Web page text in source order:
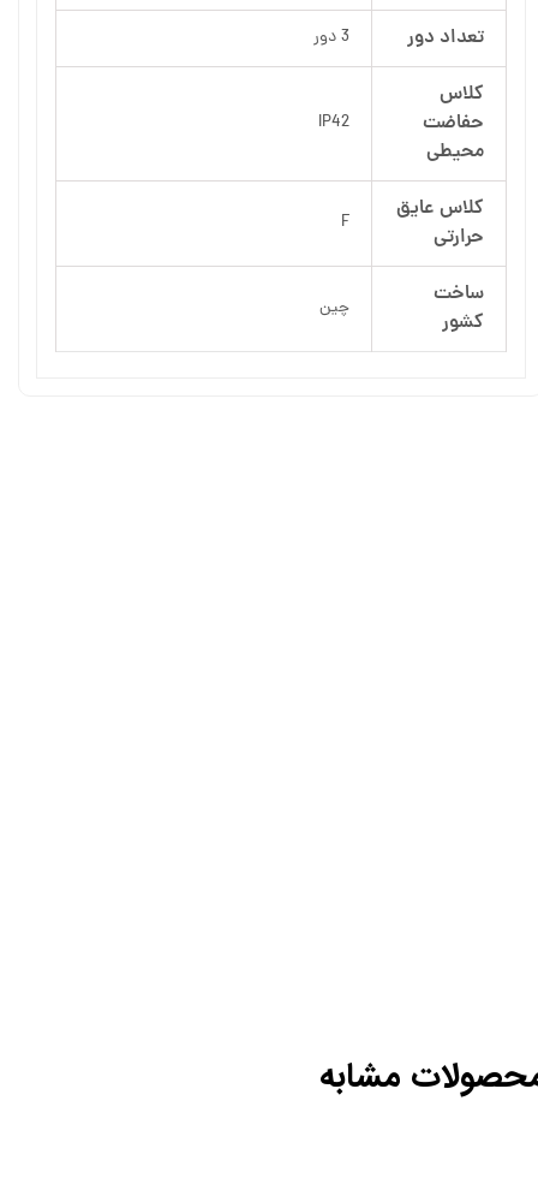
تعداد دور 3 دور
کلاس
حفاضت
محیطی
IP42
کلاس عایق
حرارتی
F
ساخت
کشور
چین
مشابه